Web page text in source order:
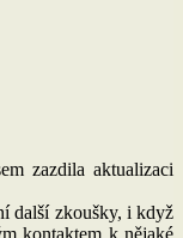
zazdila aktualizaci
další zkoušky, i když